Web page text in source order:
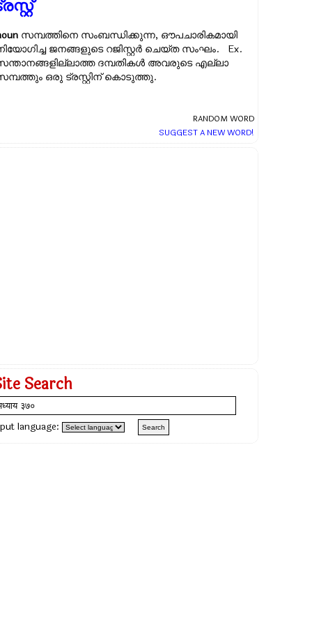
സമ്പത്തിനെ സംബന്ധിക്കുന്ന, ഔപചാരികമായി
ജനങ്ങളുടെ റജിസ്റ്റര്‍ ചെയ്ത സംഘം. Ex.
ദമ്പതികള്‍ അവരുടെ എല്ലാ
ഒരു ട്രസ്റ്റിന് കൊടുത്തു.
RANDOM WORD
SUGGEST A NEW WORD!
Search
language: